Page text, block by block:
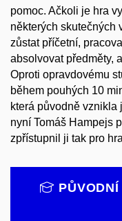
pomoc. Ačkoli je hra
některých skutečných
zůstat příčetní,
absolvovat předměty,
Oproti opravdovému
během pouhých 10
která původně vznikla
nyní Tomáš Hampejs
zpřístupnil ji tak pro
PŮVODNÍ